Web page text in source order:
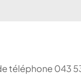
téléphone 043